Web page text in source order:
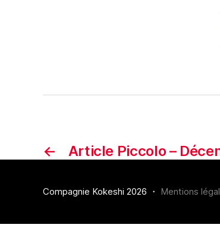
← Article Piccolo –
Compagnie Kokeshi 2026 ・ Mentions